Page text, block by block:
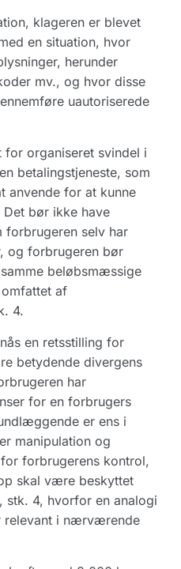
klageren er blevet
en situation, hvor
herunder
mv., og hvor disse
uautoriserede
organiseret svindel i
betalingstjeneste, som
anvende for at kunne
bør ikke have
forbrugeren selv har
og forbrugeren bør
beløbsmæssige
af
4.
en retsstilling for
betydende divergens
har
for en forbrugers
er ens i
manipulation og
forbrugerens kontrol,
skal være beskyttet
stk. 4, hvorfor en analogi
relevant i nærværende